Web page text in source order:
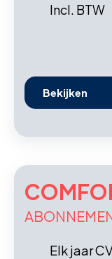
Incl. BTW
Bekijken
Elk jaar